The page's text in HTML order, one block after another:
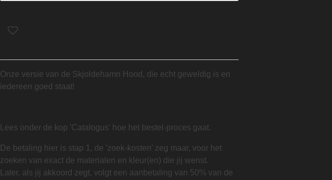
Onze versie van de Skjoldehamn Hood, die echt geweldig is en
iedereen goed staat!
Lees onder de kop 'Catalogus' hoe het bestel-proces gaat.
De betaling hier is stap 1, de 'zoek-kosten' zeg maar, voor het
zoeken van exact de materialen en kleur(en) die jij wenst.
Later, als jij akkoord zegt, volgt een aanbetaling van 50% van de